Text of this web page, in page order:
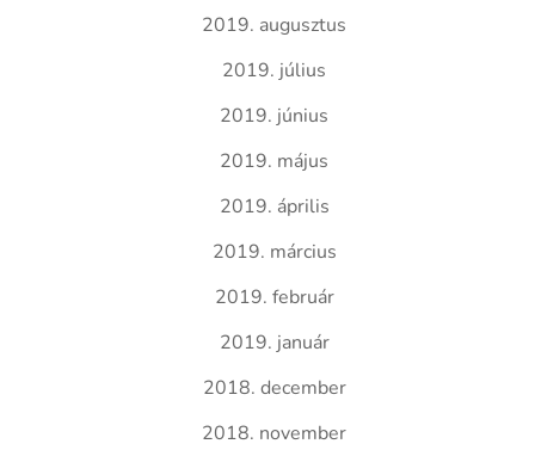
2019. augusztus
2019. július
2019. június
2019. május
2019. április
2019. március
2019. február
2019. január
2018. december
2018. november